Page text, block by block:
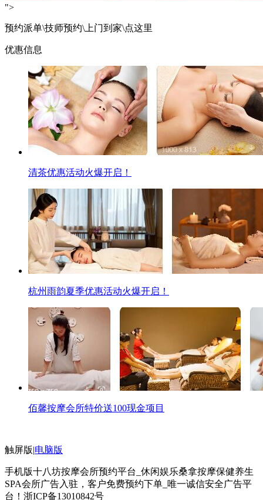
">
预约派单\技师预约\上门到家\点这里
优惠信息
清茶优惠活动火爆开启！
杭州雨韵夏季优惠活动火爆开启！
佰馨按摩会所特价送100现金项目
触屏版|电脑版
手机版十八坊按摩会所预约平台_休闲娱乐桑拿按摩保健养生
SPA会所广告入驻，客户免费预约下单_唯一诚信安全广告平
台！ 浙ICP备13010842号